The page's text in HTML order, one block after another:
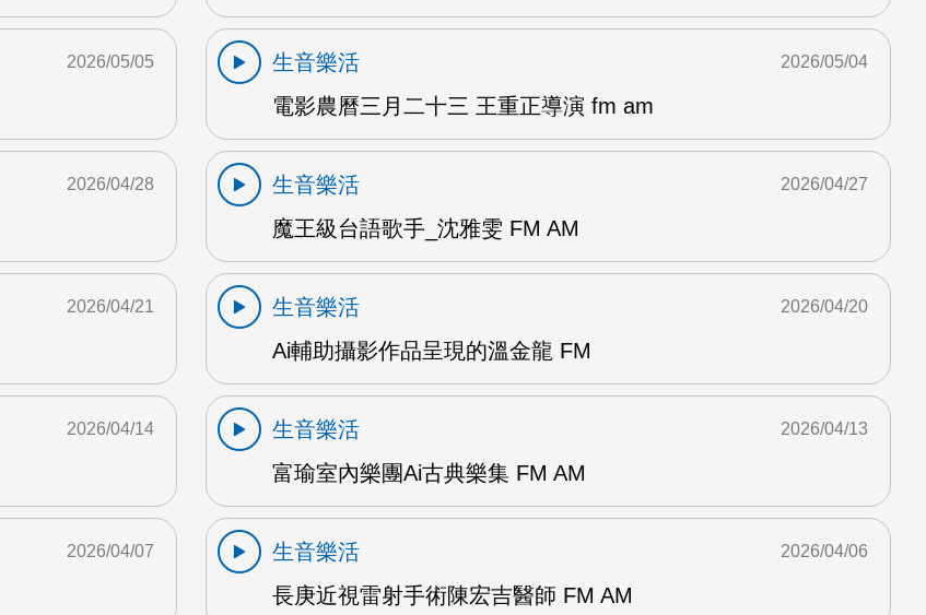
2026/05/05
生音樂活
電影農曆三月二十三 王重正導演 fm am
2026/05/04
2026/04/28
生音樂活
魔王級台語歌手_沈雅雯 FM AM
2026/04/27
2026/04/21
生音樂活
Ai輔助攝影作品呈現的溫金龍 FM
2026/04/20
2026/04/14
生音樂活
富瑜室內樂團Ai古典樂集 FM AM
2026/04/13
2026/04/07
生音樂活
長庚近視雷射手術陳宏吉醫師 FM AM
2026/04/06